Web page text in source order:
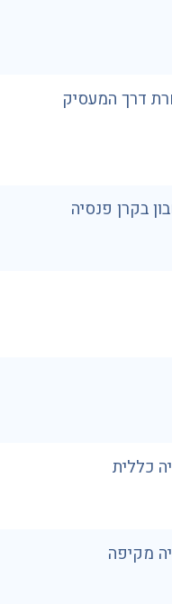
דרך המעסיק
בקרן פנסיה
כללית
מקיפה